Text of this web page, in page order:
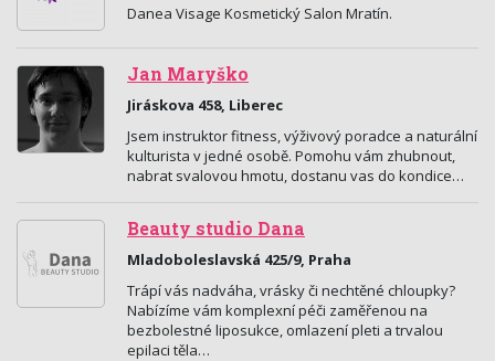
Danea Visage Kosmetický Salon Mratín.
Jan Maryško
Jiráskova 458, Liberec
Jsem instruktor fitness, výživový poradce a naturální
kulturista v jedné osobě. Pomohu vám zhubnout,
nabrat svalovou hmotu, dostanu vas do kondice…
Beauty studio Dana
Mladoboleslavská 425/9, Praha
Trápí vás nadváha, vrásky či nechtěné chloupky?
Nabízíme vám komplexní péči zaměřenou na
bezbolestné liposukce, omlazení pleti a trvalou
epilaci těla…